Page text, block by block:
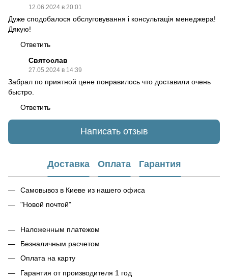
12.06.2024 в 20:01
Дуже сподобалося обслуговування і консультація менеджера!
Дякую!
Ответить
Святослав
27.05.2024 в 14:39
Забрал по приятной цене понравилось что доставили очень
быстро.
Ответить
Написать отзыв
Доставка Оплата Гарантия
Самовывоз в Киеве из нашего офиса
"Новой почтой"
Наложенным платежом
Безналичным расчетом
Оплата на карту
Гарантия от производителя 1 год